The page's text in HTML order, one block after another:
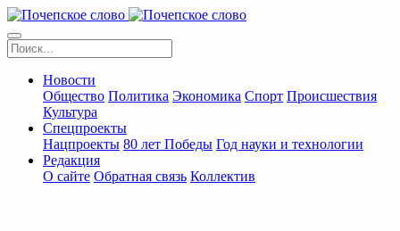
Новости
Общество Политика Экономика Спорт Происшествия
Культура
Спецпроекты
Нацпроекты 80 лет Победы Год науки и технологии
Редакция
О сайте Обратная связь Коллектив